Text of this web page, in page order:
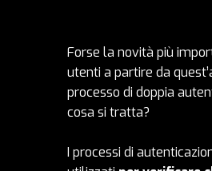
Forse la novità più
utenti a partire da
processo di doppia
cosa si tratta?
I processi di